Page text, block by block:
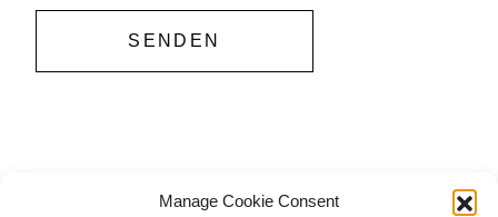
Manage Cookie Consent